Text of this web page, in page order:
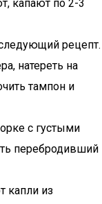
капают по 2-3
рецепт.
натереть на
тампон и
с густыми
перебродивший
капли из